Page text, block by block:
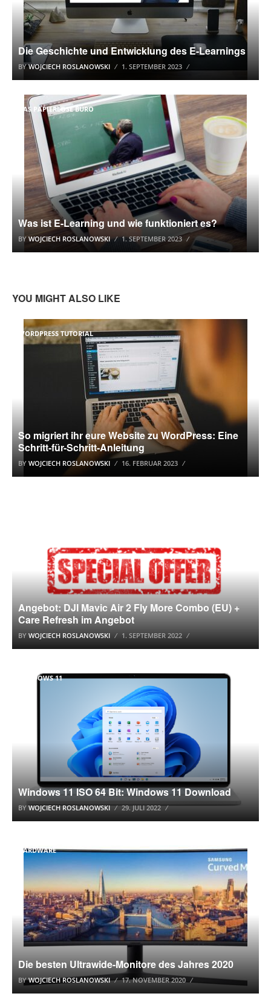
Die Geschichte und Entwicklung des E-Learnings
BYWOJCIECH ROSLANOWSKI 1. SEPTEMBER 2023
DAS PAPIERLOSE BÜRO
Was ist E-Learning und wie funktioniert es?
BYWOJCIECH ROSLANOWSKI 1. SEPTEMBER 2023
YOU MIGHT ALSO LIKE
WORDPRESS TUTORIAL
So migriert ihr eure Website zu WordPress: Eine
Schritt-für-Schritt-Anleitung
BY WOJCIECH ROSLANOWSKI 16. FEBRUAR 2023
Angebot: DJI Mavic Air 2 Fly More Combo (EU) +
Care Refresh im Angebot
BY WOJCIECH ROSLANOWSKI 1. SEPTEMBER 2022
WINDOWS 11
Windows 11 ISO 64 Bit: Windows 11 Download
BY WOJCIECH ROSLANOWSKI 29. JULI 2022
HARDWARE
Die besten Ultrawide-Monitore des Jahres 2020
BYWOJCIECH ROSLANOWSKI 17. NOVEMBER 2020